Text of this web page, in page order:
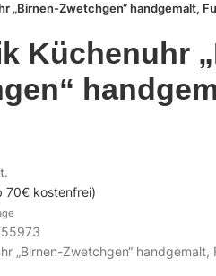
„Birnen-Zwetchgen“ handgemalt,
Küchenuhr
70€ kostenfrei)
„Birnen-Zwetchgen“ handgemalt,